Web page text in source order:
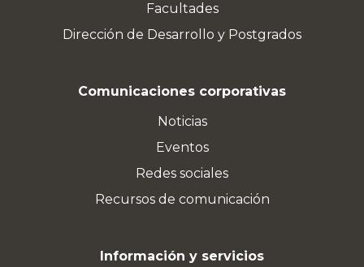
Facultades
Dirección de Desarrollo y Postgrados
Comunicaciones corporativas
Noticias
Eventos
Redes sociales
Recursos de comunicación
Información y servicios